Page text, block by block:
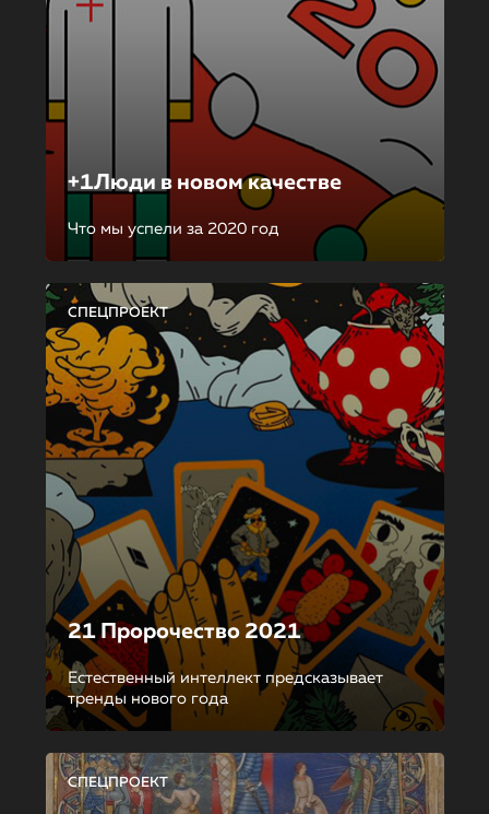
+1Люди в новом качестве
Что мы успели за 2020 год
СПЕЦПРОЕКТ
21 Пророчество 2021
Естественный интеллект предсказывает
тренды нового года
СПЕЦПРОЕКТ